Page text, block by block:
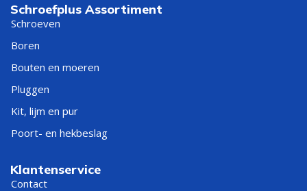
Schroefplus Assortiment
Schroeven
Boren
Bouten en moeren
Pluggen
Kit, lijm en pur
Poort- en hekbeslag
Klantenservice
Contact